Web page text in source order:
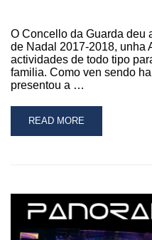
O Concello da Guarda deu
de Nadal 2017-2018, unha
actividades de todo tipo
familia. Como ven sendo
presentou a …
READ
MORE
GUARDA
DA
A
READ MORE